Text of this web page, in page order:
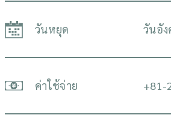
วันหยุด วันอัง
ค่าใช้จ่าย +81-